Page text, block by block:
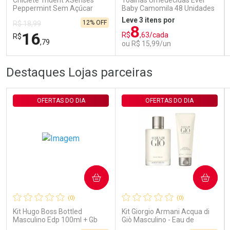
Peppermint Sem Açúcar
R$ 18,99
R$16,79
12% OFF
FECHAR
Laboratório
Comprar sem Desconto
Por R$ 16,79/cada
FECHAR
Por Menos
Comprar sem Desconto
Por R$ 16,79/cada
Baby Camomila 48 Unidades
Leve 3 itens por
R$8,63/cada
ou R$ 15,99/un
Comprar sem Desconto
Por R$ 15,99/cada
Por Menos
Comprar sem Desconto
Por R$ 15,99/cada
Destaques Lojas parceiras
(0)
Kit Hugo Boss Bottled
Masculino Edp 100ml + Gb
OFERTAS DO DIA
COMPRAR
(0)
Kit Giorgio Armani Acqua di
Giò Masculino - Eau de
Toilette 100ml + Gel de
OFERTAS DO DIA
COMPRAR